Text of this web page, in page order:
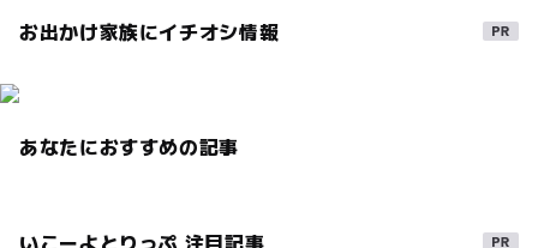
お出かけ家族にイチオシ情報
あなたにおすすめの記事
いこーよとりっぷ 注目記事